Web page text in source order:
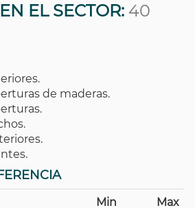
EL SECTOR: 40
de maderas.
Min Max